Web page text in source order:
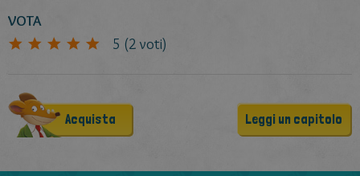
VOTA
5 (2 voti)
Acquista Leggi un capitolo